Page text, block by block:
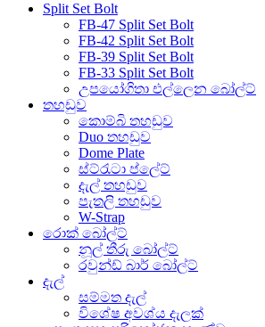
Split Set Bolt
FB-47 Split Set Bolt
FB-42 Split Set Bolt
FB-39 Split Set Bolt
FB-33 Split Set Bolt
උපයෝගිතා එල්ලෙන බෝල්ට්
තහඩුව
කොම්බි තහඩුව
Duo තහඩුව
Dome Plate
ස්ට්රැටා ප්ලේට්
දැල් තහඩුව
පැතලි තහඩුව
W-Strap
රොක් බෝල්ට්
නූල් තීරු බෝල්ට්
රවුන්ඩ් බාර් බෝල්ට්
දැල්
සම්මත දැල්
විශේෂ අවශ්ය දැලක්